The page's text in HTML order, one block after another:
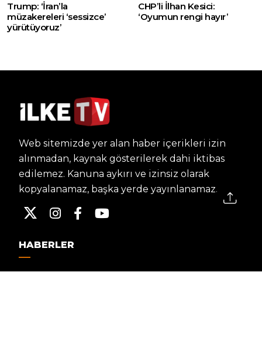
Trump: ‘İran’la
müzakereleri ‘sessizce’
yürütüyoruz’
CHP’li İlhan Kesici:
‘Oyumun rengi hayır’
Web sitemizde yer alan haber içerikleri izin
alınmadan, kaynak gösterilerek dahi iktibas
edilemez. Kanuna aykırı ve izinsiz olarak
kopyalanamaz, başka yerde yayınlanamaz.
HABERLER